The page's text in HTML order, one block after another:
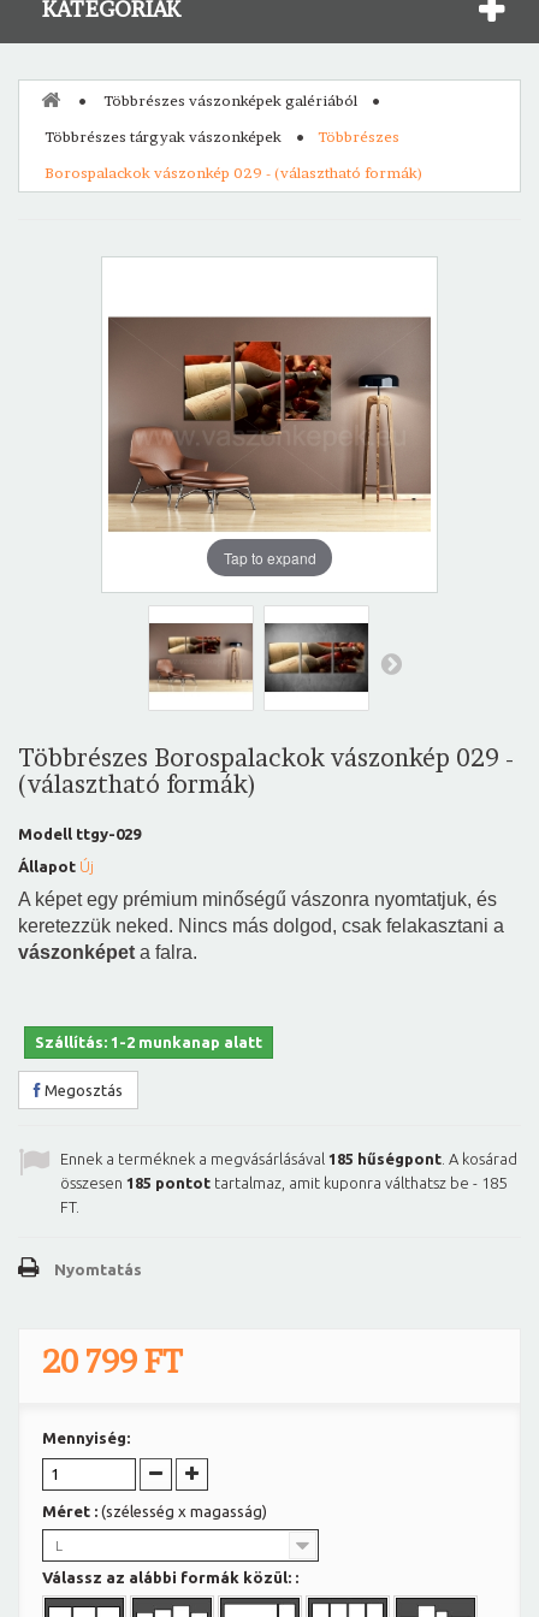
KATEGÓRIÁK
Többrészes vászonképek galériából
Többrészes tárgyak vászonképek
Többrészes
Borospalackok vászonkép 029 - (választható formák)
Tap to expand
Többrészes Borospalackok vászonkép 029 -
(választható formák)
Modell ttgy-029
Állapot Új
A képet egy prémium minőségű vászonra nyomtatjuk, és
keretezzük neked. Nincs más dolgod, csak felakasztani a
vászonképet a falra.
Szállítás: 1-2 munkanap alatt
Megosztás
Ennek a terméknek a megvásárlásával 185 hűségpont . A kosárad
összesen 185 pontot tartalmaz, amit kuponra válthatsz be - 185
FT.
Nyomtatás
20 799 FT
Mennyiség:
Méret : (szélesség x magasság)
L
Válassz az alábbi formák közül: :